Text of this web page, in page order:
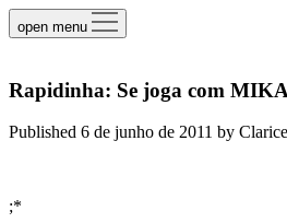
open menu
Rapidinha: Se joga com
Published 6 de junho de 2011 by Clarice
;*